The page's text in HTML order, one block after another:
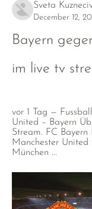
Sveta
December 12,
Bayern
im live tv
vor 1 Tag —
United – Bayern
Stream. FC Bayern
Manchester United
München ...